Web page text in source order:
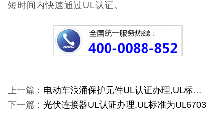
短时间内快速通过UL认证。
上一篇： 电动车浪涌保护元件UL认证办理,UL标准为UL1449A
下一篇： 光伏连接器UL认证办理,UL标准为UL6703